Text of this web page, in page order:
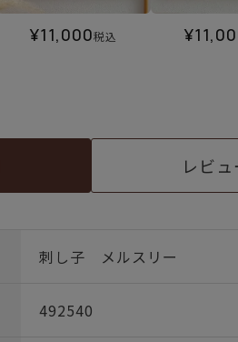
¥11,000税込 ¥
レビュ
刺し子 メルスリー
492540